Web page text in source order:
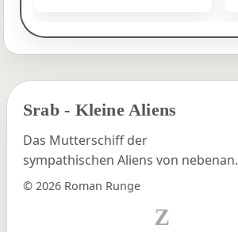
Srab - Kleine Aliens
Das Mutterschiff der
sympathischen Aliens von nebenan.
© 2026 Roman Runge
Z